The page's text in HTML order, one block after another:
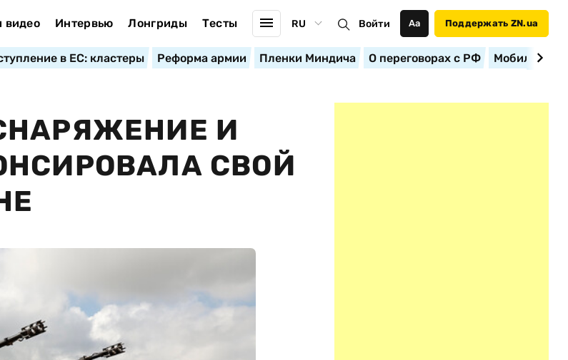
видео Интервью Лонгриды Тесты RU Войти Аа Поддержать ZN.ua
в ЕС: кластеры Реформа армии Пленки Миндича О переговорах с РФ
И
СВОЙ